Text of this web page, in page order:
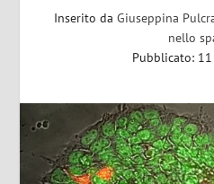
Inserito da Giuseppina
nello
Pubblicato: